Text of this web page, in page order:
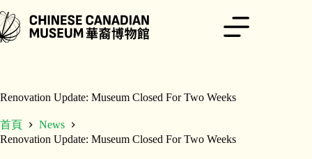
至
主
Renovation Update: Museum Closed For Two Weeks
首頁
News
Renovation Update: Museum Closed For Two Weeks